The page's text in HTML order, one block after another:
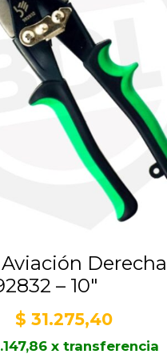
Derecha
– 10″
$ 31.275,40
x transferencia